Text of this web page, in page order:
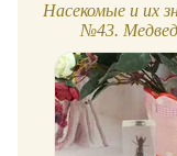
Насекомые и их
№43.